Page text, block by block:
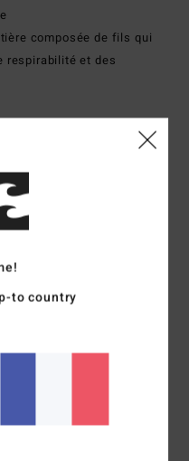
composée de fils qui
respirabilité et des
14% élasthanne
to country